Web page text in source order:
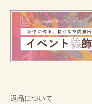
返品について